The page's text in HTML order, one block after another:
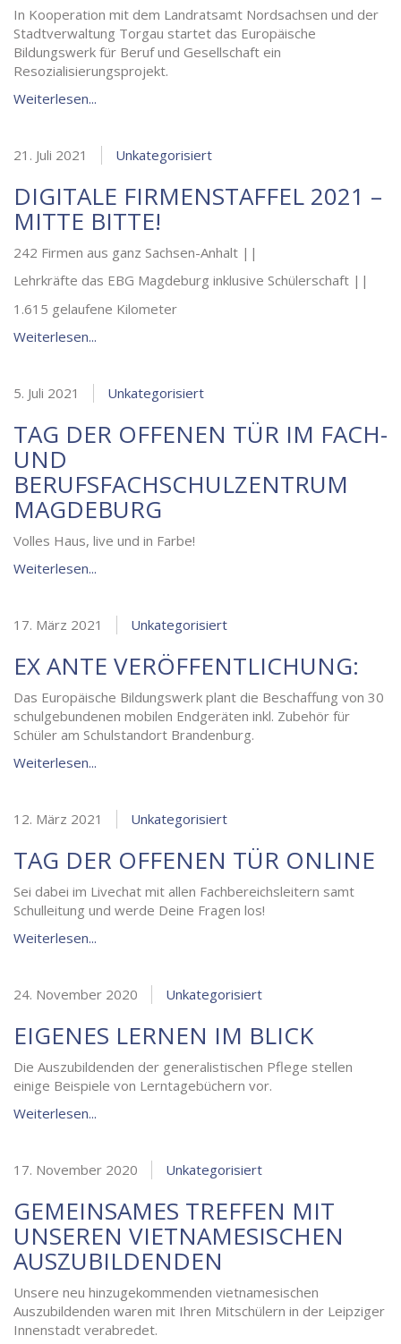
In Kooperation mit dem Landratsamt Nordsachsen und der
Stadtverwaltung Torgau startet das Europäische
Bildungswerk für Beruf und Gesellschaft ein
Resozialisierungsprojekt.
Weiterlesen...
21. Juli 2021 Unkategorisiert
DIGITALE FIRMENSTAFFEL 2021 –
MITTE BITTE!
242 Firmen aus ganz Sachsen-Anhalt ||
Lehrkräfte das EBG Magdeburg inklusive Schülerschaft ||
1.615 gelaufene Kilometer
Weiterlesen...
5. Juli 2021 Unkategorisiert
TAG DER OFFENEN TÜR IM FACH-
UND
BERUFSFACHSCHULZENTRUM
MAGDEBURG
Volles Haus, live und in Farbe!
Weiterlesen...
17. März 2021 Unkategorisiert
EX ANTE VERÖFFENTLICHUNG:
Das Europäische Bildungswerk plant die Beschaffung von 30
schulgebundenen mobilen Endgeräten inkl. Zubehör für
Schüler am Schulstandort Brandenburg.
Weiterlesen...
12. März 2021 Unkategorisiert
TAG DER OFFENEN TÜR ONLINE
Sei dabei im Livechat mit allen Fachbereichsleitern samt
Schulleitung und werde Deine Fragen los!
Weiterlesen...
24. November 2020 Unkategorisiert
EIGENES LERNEN IM BLICK
Die Auszubildenden der generalistischen Pflege stellen
einige Beispiele von Lerntagebüchern vor.
Weiterlesen...
17. November 2020 Unkategorisiert
GEMEINSAMES TREFFEN MIT
UNSEREN VIETNAMESISCHEN
AUSZUBILDENDEN
Unsere neu hinzugekommenden vietnamesischen
Auszubildenden waren mit Ihren Mitschülern in der Leipziger
Innenstadt verabredet.